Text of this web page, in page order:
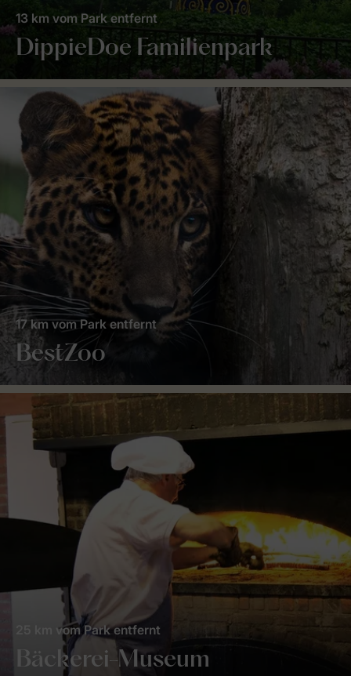
DippieDoe Familienpark
13 km vom Park entfernt
BestZoo
17 km vom Park entfernt
Bäckerei-Museum
25 km vom Park entfernt